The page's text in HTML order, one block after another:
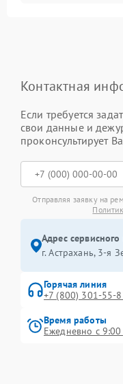
Контактная
Если требуется
свои данные и
проконсультирует
Отправляя заявку на
Адрес
г. Астрахань, 3-я
Горячая линия
+7 (800) 301-55-
Время работы
Ежедневно с